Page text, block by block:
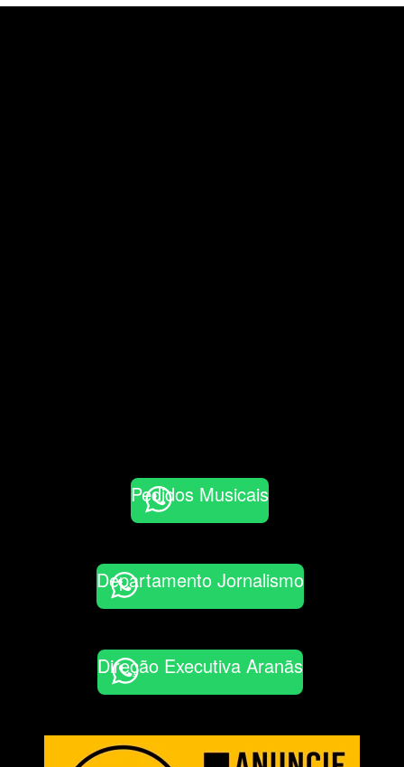
Pedidos Musicais
Departamento Jornalismo
Direção Executiva Aranãs